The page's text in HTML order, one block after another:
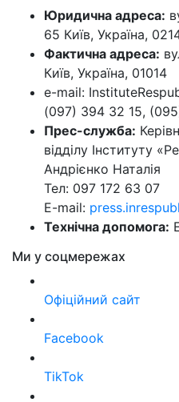
Юридична адреса:
65 Київ, Україна,
Фактична адреса:
Київ, Україна, 01014
e-mail:
(097) 394 32 15,
Прес-служба:
відділу Інституту
Андрієнко Наталія
Тел: 097 172 63 07
E-mail:
Технічна допомога:
Ми у соцмережах
Офіційний сайт
Facebook
TikTok